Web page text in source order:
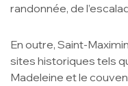
randonnée, de
En outre, Saint-
sites historiques tels
Madeleine et le